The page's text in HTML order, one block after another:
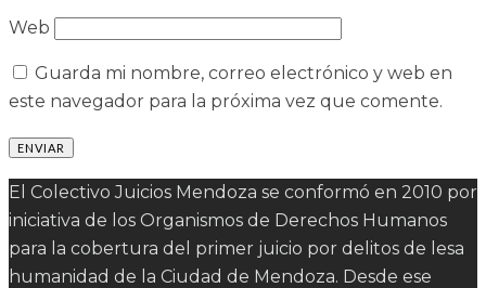
Web
Guarda mi nombre, correo electrónico y web en
este navegador para la próxima vez que comente.
El Colectivo Juicios Mendoza se conformó en 2010 por
iniciativa de los Organismos de Derechos Humanos
para la cobertura del primer juicio por delitos de lesa
humanidad de la Ciudad de Mendoza. Desde ese